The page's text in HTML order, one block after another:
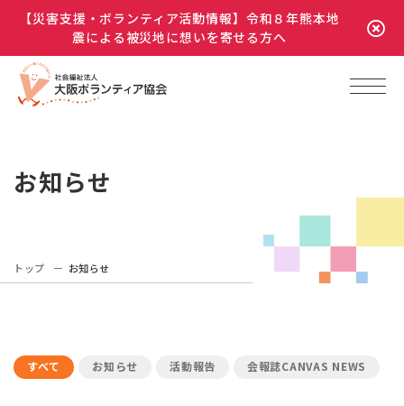
【災害支援・ボランティア活動情報】令和８年熊本地
震による被災地に想いを寄せる方へ
お知らせ
トップ お知らせ
すべて お知らせ 活動報告 会報誌CANVAS NEWS